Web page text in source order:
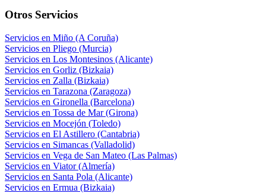
Otros Servicios
Servicios en Miño (A Coruña)
Servicios en Pliego (Murcia)
Servicios en Los Montesinos (Alicante)
Servicios en Gorliz (Bizkaia)
Servicios en Zalla (Bizkaia)
Servicios en Tarazona (Zaragoza)
Servicios en Gironella (Barcelona)
Servicios en Tossa de Mar (Girona)
Servicios en Mocejón (Toledo)
Servicios en El Astillero (Cantabria)
Servicios en Simancas (Valladolid)
Servicios en Vega de San Mateo (Las Palmas)
Servicios en Viator (Almería)
Servicios en Santa Pola (Alicante)
Servicios en Ermua (Bizkaia)